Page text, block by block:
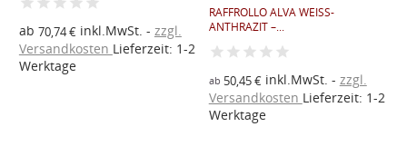
ab 70,74 €inkl.MwSt.
zzgl.
Versandkosten Lieferzeit: 1-2
Werktage
RAFFROLLO ALVA WEISS-A
NTHRAZIT –...
ab 50,45 €inkl.MwSt.
zzgl.
Versandkosten Lieferzeit: 1-2
Werktage